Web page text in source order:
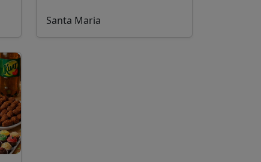
Santa Maria